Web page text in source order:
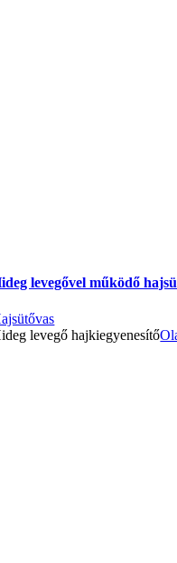
levegővel működő
levegő hajkiegyenesítő